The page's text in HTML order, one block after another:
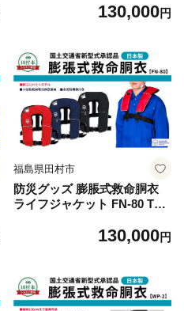
モデル 国土交通省新型式承認
島県 田村市 藤倉航装
130,000円
福島県田村市
防災グッズ 膨脹式救命胴衣
ライフジャケット FN-80 TYP
デル 国土交通省新型式承認基
県 田村市 藤倉航装
130,000円